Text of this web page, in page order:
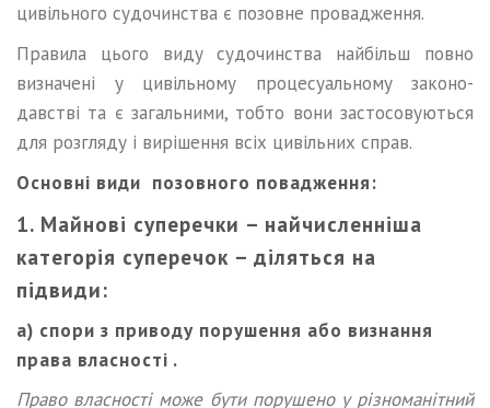
цивільного судо­чинства є позовне провадження.
Правила цього виду судочинства найбільш повно
визначені у цивільному процесуальному законо­
давстві та є загальними, тобто вони застосовуються
для розгляду і вирішення всіх цивільних справ.
Основні види позовного повадження:
1. Майнові суперечки – найчисленніша
категорія суперечок – діляться на
підвиди:
а) спори з приводу порушення або визнання
права власності .
Право власності може бути порушено у різноманітний